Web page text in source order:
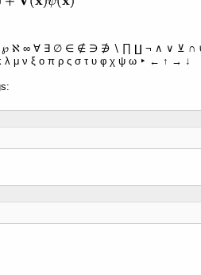
ℵ ∞ ∀ ∃ ∅ ∈ ∉ ∋ ∌ ∖ ∏ ∐ ¬ ∧ ∨ ⊻ ∩ ∪
μ ν ξ ο π ρ ς σ τ υ φ χ ψ ω ‣ ← ↑ → ↓